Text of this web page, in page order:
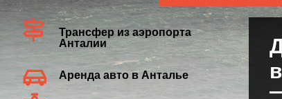
Трансфер из аэропорта
Анталии
Аренда авто в Анталье